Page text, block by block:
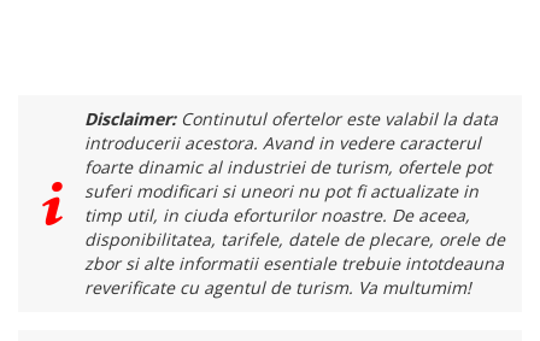
Disclaimer:Continutul ofertelor este valabil la data
introducerii acestora. Avand in vedere caracterul
foarte dinamic al industriei de turism, ofertele pot
suferi modificari si uneori nu pot fi actualizate in
timp util, in ciuda eforturilor noastre. De aceea,
disponibilitatea, tarifele, datele de plecare, orele de
zbor si alte informatii esentiale trebuie intotdeauna
reverificate cu agentul de turism. Va multumim!